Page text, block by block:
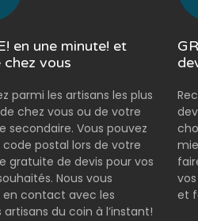
en une minute! et
chez vous
parmi les artisans les plus
chez vous ou de votre
secondaire. Vous pouvez
code postal lors de votre
gratuite de devis pour vos
Nous vous
contact avec les
artisans du coin à l’instant!
et